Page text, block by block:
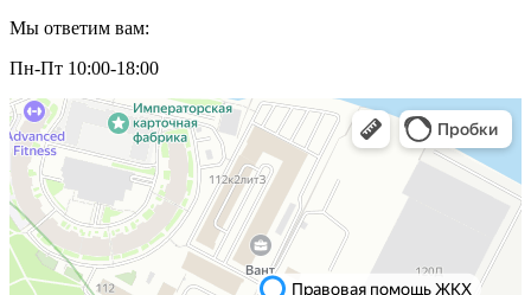
Мы ответим вам:
Пн-Пт 10:00-18:00